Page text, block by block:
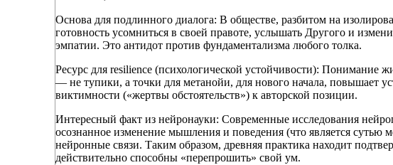
Основа для подлинного диалога: В обществе, разбитом на
готовность усомниться в своей правоте, услышать Другого и
эмпатии. Это антидот против фундаментализма любого толка.
Ресурс для resilience (психологической устойчивости): Понимание
— не тупики, а точки для метанойи, для нового начала, повышает
виктимности («жертвы обстоятельств») к авторской позиции.
Интересный факт из нейронауки: Современные исследования
осознанное изменение мышления и поведения (что является сутью
нейронные связи. Таким образом, древняя практика находит
действительно способны «перепрошить» свой ум.